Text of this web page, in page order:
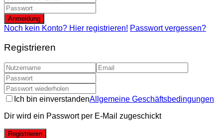
Anmeldung
Noch kein Konto? Hier registrieren! Passwort vergessen?
Registrieren
Ich bin einverstandenAllgemeine Geschäftsbedingungen
Dir wird ein Passwort per E-Mail zugeschickt
Registrieren